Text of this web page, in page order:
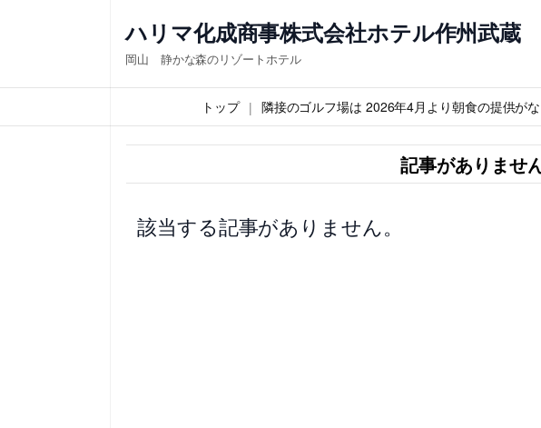
ス
キ
ハリマ化成商事株式会社ホテル作州武蔵
岡山 静かな森のリゾートホテル
トップ 隣接のゴルフ場は 2026年4月より朝食の提供がな
記事がありませ
該当する記事がありません。